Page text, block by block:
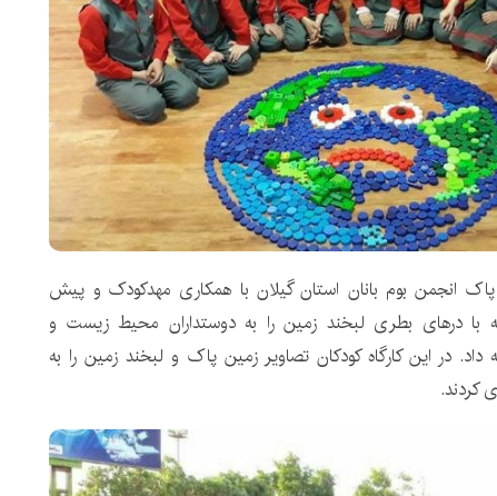
انجمن بوم بانان استان گیلان با همکاری مهدکودک و پیش
با درهای بطری لبخند زمین را به دوستداران محیط زیست و
در این کارگاه کودکان تصاویر زمین پاک و لبخند زمین را به
کردند.